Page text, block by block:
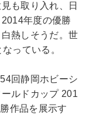
も取り入れ、日
年度の優勝
熱しそうだ。世
っている。
回静岡ホビーシ
ルドカップ 201
作品を展示す